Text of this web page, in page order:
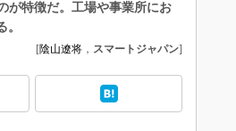
キーワード解説
が特徴だ。工場や事業所にお
[陰山遼将 ， スマートジャパン]